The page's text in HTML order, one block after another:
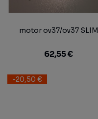
motor ov37/ov37 SLIM
62,55 €
-20,50 €